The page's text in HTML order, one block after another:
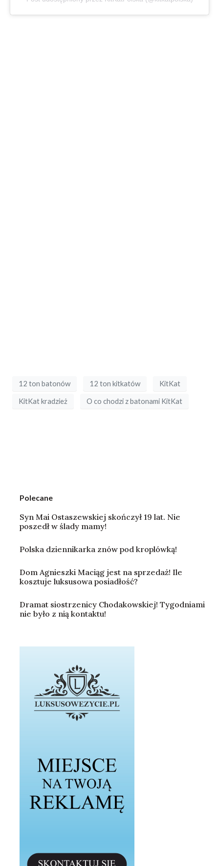
12 ton batonów 12 ton kitkatów KitKat
KitKat kradzież O co chodzi z batonami KitKat
Polecane
Syn Mai Ostaszewskiej skończył 19 lat. Nie
poszedł w ślady mamy!
Polska dziennikarka znów pod kroplówką!
Dom Agnieszki Maciąg jest na sprzedaż! Ile
kosztuje luksusowa posiadłość?
Dramat siostrzenicy Chodakowskiej! Tygodniami
nie było z nią kontaktu!